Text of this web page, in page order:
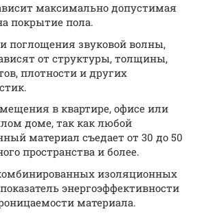
максимально допустимая
покрытие пола.
поглощения звуковой волны,
от структуры, толщины,
плотности и других
в квартире, офисе или
доме, так как любой
материал съедает от 30 до 50
пространства и более.
изоляционных
энергоэффективности
материала.